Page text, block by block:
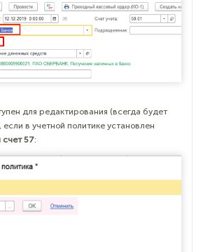
для редактирования (всегда будет
в учетной политике установлен
счет 57: